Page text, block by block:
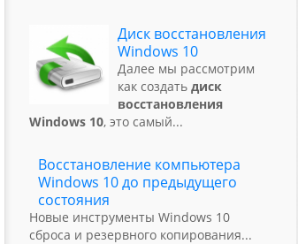
Диск восстановления
Windows 10
Далее мы рассмотрим
как создатьдиск
восстановления
Windows 10, это самый...
Восстановление компьютера
Windows 10 до предыдущего
состояния
Новые инструменты Windows 10
сброса и резервного копирования...